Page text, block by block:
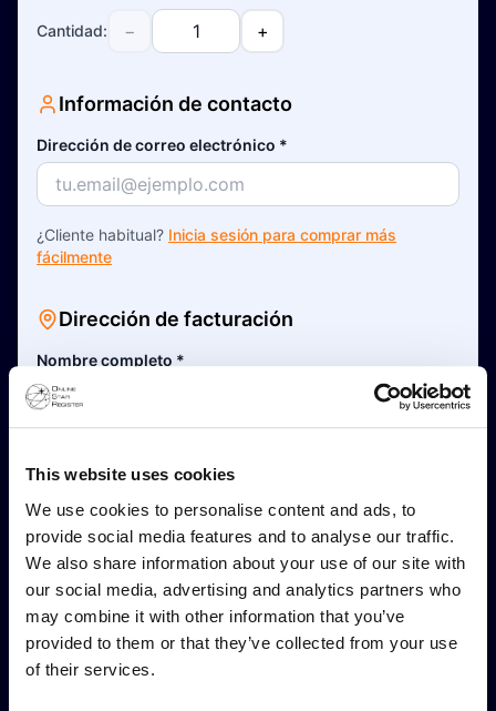
This website uses cookies
We use cookies to personalise content and ads, to
provide social media features and to analyse our traffic.
We also share information about your use of our site with
our social media, advertising and analytics partners who
may combine it with other information that you’ve
provided to them or that they’ve collected from your use
of their services.
Cantidad: − +
Información de contacto
Dirección de correo electrónico *
¿Cliente habitual? Inicia sesión para comprar más
fácilmente
Dirección de facturación
Nombre completo *
Dirección Línea 1*
Dirección Línea 2 (Opcional)
Código postal